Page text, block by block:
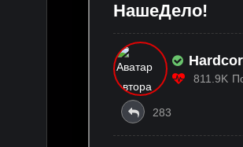
НашеДело!
811.9K
283